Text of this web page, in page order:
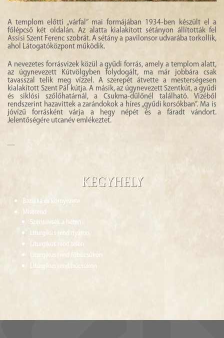
A templom előtti „várfal” mai formájában 1934-ben készült el a
főlépcső két oldalán. Az alatta kialakított sétányon állították fel
Assisi Szent Ferenc szobrát. A sétány a pavilonsor udvarába torkollik,
ahol Látogatóközpont működik.
A nevezetes forrásvizek közül a gyűdi forrás, amely a templom alatt,
az úgynevezett Kútvölgyben folydogált, ma már jobbára csak
tavasszal telik meg vízzel. A szerepét átvette a mesterségesen
kialakított Szent Pál kútja. A másik, az úgynevezett Szentkút, a gyűdi
és siklósi szőlőhatárnál, a Csukma-dűlőnél található. Vizéből
rendszerint hazavittek a zarándokok a híres „gyűdi korsókban”. Ma is
jóvízű forrásként várja a hegy népét és a fáradt vándort.
Jelentőségére utcanév emlékeztet.
Kegyhely
Bazilika és környezete
Miserend
Szentmisék a héten
Liturgikus rend nyáron
Liturgikus rend télen
Liturgikus rend főbúcsúkon
Liturgikus rend búcsúkon